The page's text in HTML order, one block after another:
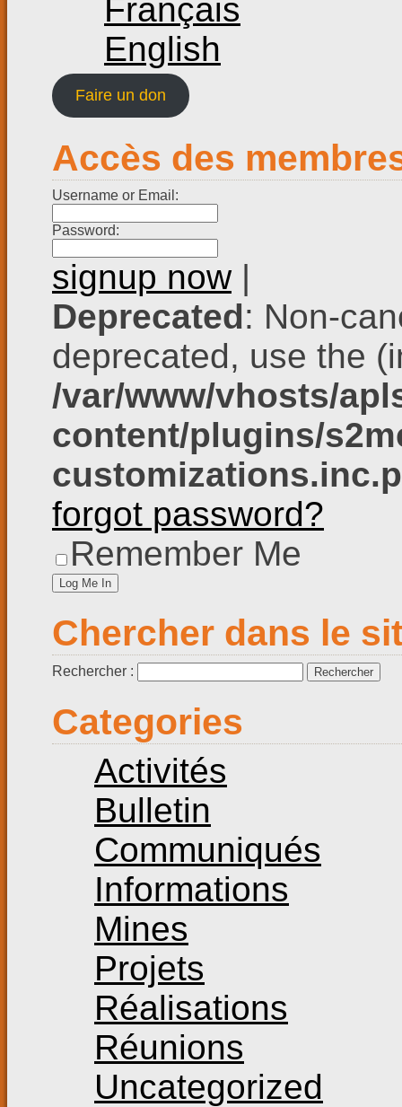
Français
English
Faire un don
Accès des
Username or Email:
Password:
signup now|
Deprecated: Non-
deprecated, use the
/var/www/vhosts/
content/plugins/
forgot password?
Remember Me
Chercher dans le
Rechercher :
Categories
Activités
Bulletin
Communiqués
Informations
Mines
Projets
Réalisations
Réunions
Uncategorized